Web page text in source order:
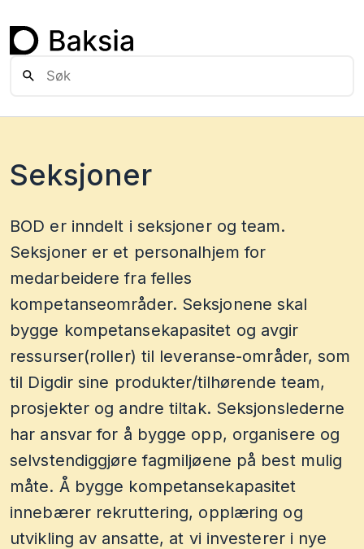
Seksjoner
BOD er inndelt i seksjoner og team.
Seksjoner er et personalhjem for
medarbeidere fra felles
kompetanseområder. Seksjonene skal
bygge kompetansekapasitet og avgir
ressurser(roller) til leveranse-områder, som
til Digdir sine produkter/tilhørende team,
prosjekter og andre tiltak. Seksjonslederne
har ansvar for å bygge opp, organisere og
selvstendiggjøre fagmiljøene på best mulig
måte. Å bygge kompetansekapasitet
innebærer rekruttering, opplæring og
utvikling av ansatte, at vi investerer i nye